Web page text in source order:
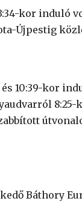
kor induló
Újpestig
10:39-kor
8:25-
Báthory